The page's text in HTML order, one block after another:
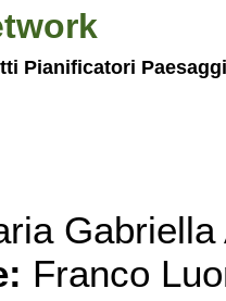
Pianificatori
Gabriella
Franco